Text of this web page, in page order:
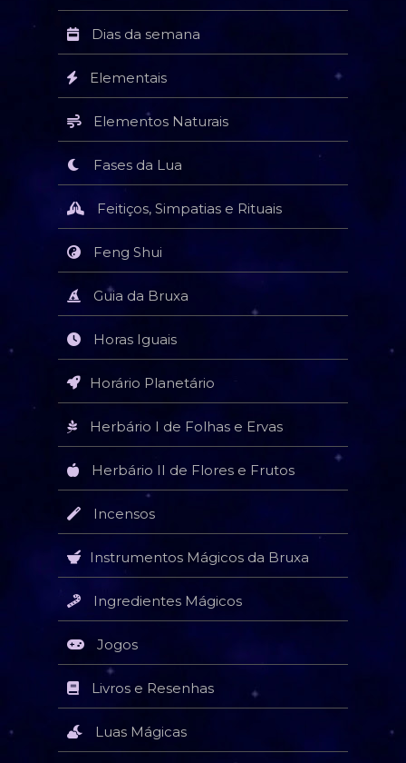
Dias da semana
Elementais
Elementos Naturais
Fases da Lua
Feitiços, Simpatias e Rituais
Feng Shui
Guia da Bruxa
Horas Iguais
Horário Planetário
Herbário I de Folhas e Ervas
Herbário II de Flores e Frutos
Incensos
Instrumentos Mágicos da Bruxa
Ingredientes Mágicos
Jogos
Livros e Resenhas
Luas Mágicas